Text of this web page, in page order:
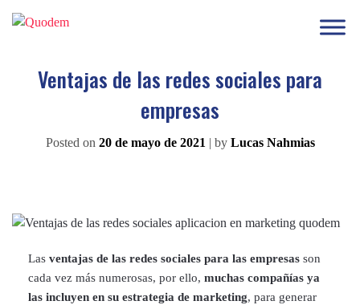
Ventajas de las redes sociales para
empresas
Posted on 20 de mayo de 2021 | by Lucas Nahmias
Las ventajas de las redes sociales para las empresas son
cada vez más numerosas, por ello, muchas compañías ya
las incluyen en su estrategia de marketing, para generar